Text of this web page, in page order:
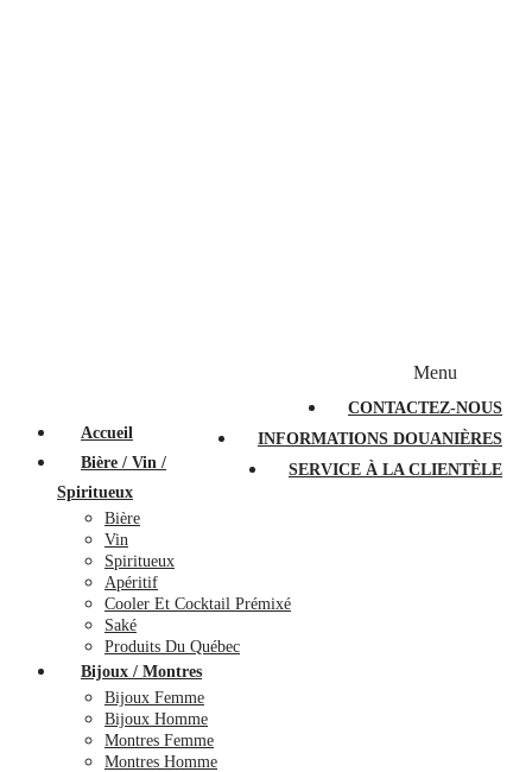
CONTACTEZ-NOUS
INFORMATIONS DOUANIÈRES
SERVICE À LA CLIENTÈLE
Menu
Accueil
Bière / Vin /
Spiritueux
Bière
Vin
Spiritueux
Apéritif
Cooler Et Cocktail Prémixé
Saké
Produits Du Québec
Bijoux / Montres
Bijoux Femme
Bijoux Homme
Montres Femme
Montres Homme